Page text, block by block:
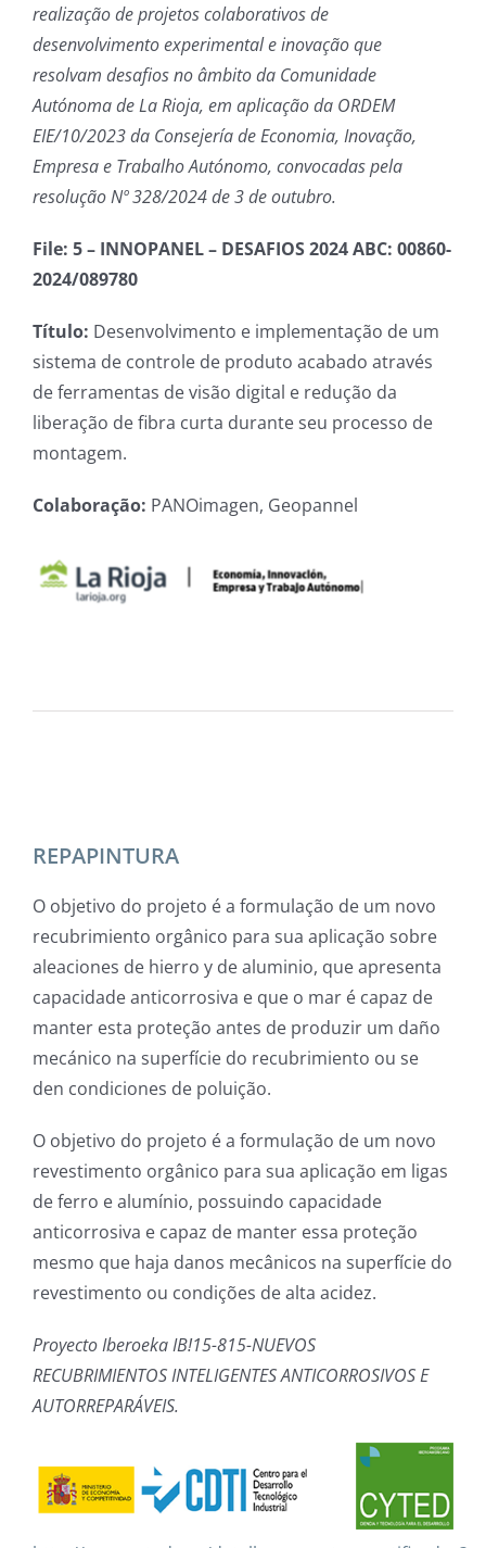
realização de projetos colaborativos de
desenvolvimento experimental e inovação que
resolvam desafios no âmbito da Comunidade
Autónoma de La Rioja, em aplicação da ORDEM
EIE/10/2023 da Consejería de Economia, Inovação,
Empresa e Trabalho Autónomo, convocadas pela
resolução Nº 328/2024 de 3 de outubro.
File: 5 – INNOPANEL – DESAFIOS 2024 ABC: 00860-
2024/089780
Título: Desenvolvimento e implementação de um
sistema de controle de produto acabado através
de ferramentas de visão digital e redução da
liberação de fibra curta durante seu processo de
montagem.
Colaboração: PANOimagen, Geopannel
REPAPINTURA
O objetivo do projeto é a formulação de um novo
recubrimiento orgânico para sua aplicação sobre
aleaciones de hierro y de aluminio, que apresenta
capacidade anticorrosiva e que o mar é capaz de
manter esta proteção antes de produzir um daño
mecánico na superfície do recubrimiento ou se
den condiciones de poluição.
O objetivo do projeto é a formulação de um novo
revestimento orgânico para sua aplicação em ligas
de ferro e alumínio, possuindo capacidade
anticorrosiva e capaz de manter essa proteção
mesmo que haja danos mecânicos na superfície do
revestimento ou condições de alta acidez.
Proyecto Iberoeka IB!15-815-NUEVOS
RECUBRIMIENTOS INTELIGENTES ANTICORROSIVOS E
AUTORREPARÁVEIS.